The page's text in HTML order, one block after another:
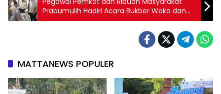
Prabumulih Hadiri Acara Bukber Wako dan
Wawako
MATTANEWS POPULER